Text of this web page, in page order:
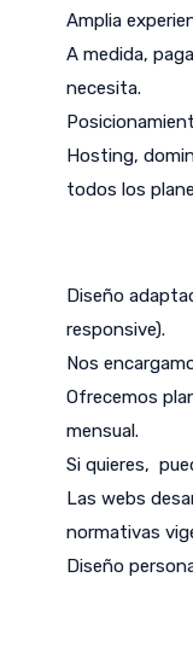
Amplia
A medida,
necesita.
Hosting,
todos los
Diseño
responsive).
Nos
Ofrecemos
mensual.
Si quieres,
Las webs
normativas
Diseño